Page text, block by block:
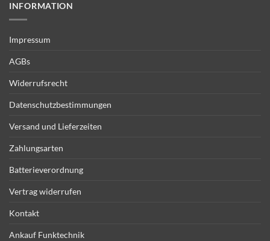
INFORMATION
Impressum
AGBs
Widerrufsrecht
Datenschutzbestimmungen
Versand und Lieferzeiten
Zahlungsarten
Batterieverordnung
Vertrag widerrufen
Kontakt
Ankauf Funktechnik